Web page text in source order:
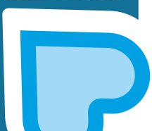
В ПЕРМСКУЮ ЕПАРХИЮ:
ПРАКТИКАМИ
Казань» и
Приволжье»